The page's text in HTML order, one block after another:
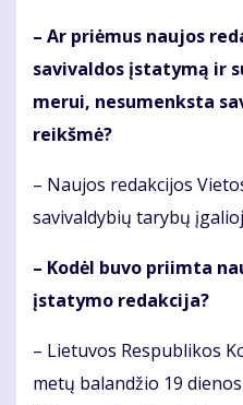
– Ar priėmus naujos
savivaldos įstatymą ir
merui, nesumenksta
reikšmė?
– Naujos redakcijos
savivaldybių tarybų
– Kodėl buvo priimta
įstatymo redakcija?
– Lietuvos Respublikos
metų balandžio 19